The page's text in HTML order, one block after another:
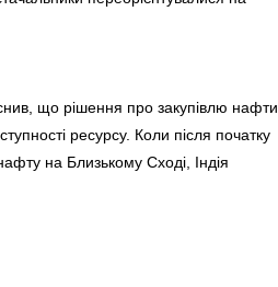
що рішення про закупівлю нафти
ресурсу. Коли після початку
на Близькому Сході, Індія